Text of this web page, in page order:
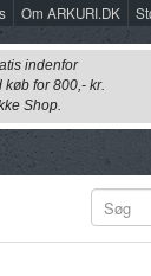
Om ARKURI.DK
indenfor
køb for 800,- kr.
Shop.